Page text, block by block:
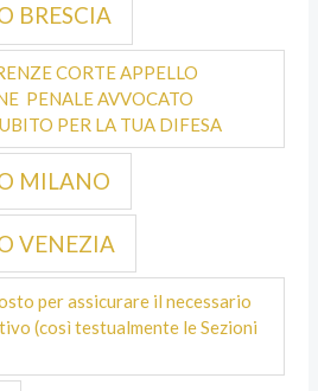
BRESCIA
CORTE APPELLO
PENALE AVVOCATO
PER LA TUA DIFESA
MILANO
VENEZIA
per assicurare il necessario
(così testualmente le Sezioni